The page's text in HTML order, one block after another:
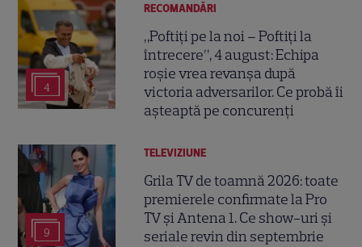
4
RECOMANDĂRI
„Poftiți pe la noi – Poftiți la
întrecere”, 4 august: Echipa
roșie vrea revanșa după
victoria adversarilor. Ce probă îi
așteaptă pe concurenți
9
TELEVIZIUNE
Grila TV de toamnă 2026: toate
premierele confirmate la Pro
TV și Antena 1. Ce show-uri și
seriale revin din septembrie